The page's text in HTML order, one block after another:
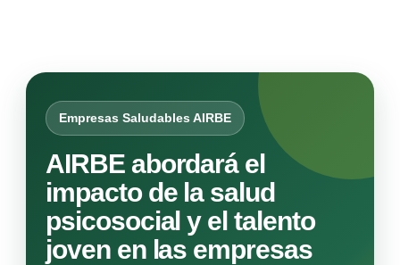
Empresas Saludables AIRBE
AIRBE abordará el
impacto de la salud
psicosocial y el talento
joven en las empresas